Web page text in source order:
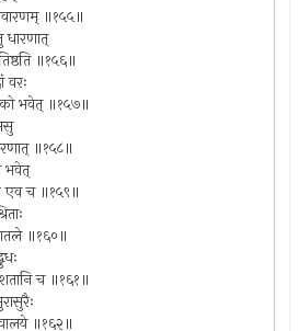
॥१५५॥
धारणात्
॥१५६॥
वरः
भवेत् ॥१५७॥
॥१५८॥
भवेत्
एव च ॥१५९॥
॥१६०॥
च ॥१६१॥
॥१६२॥